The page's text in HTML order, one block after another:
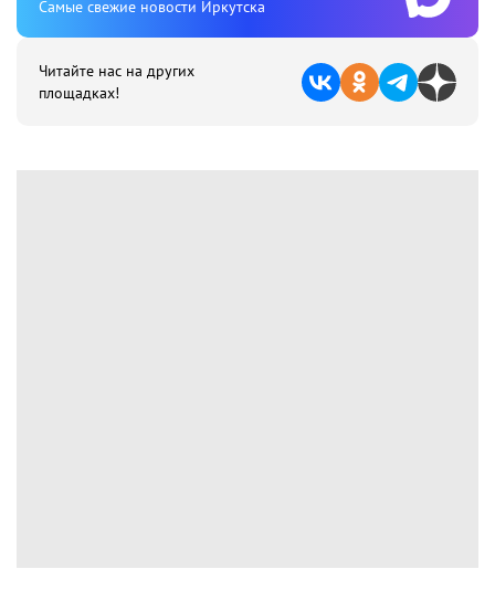
Cамые свежие новости Иркутска
Читайте нас на других
площадках!